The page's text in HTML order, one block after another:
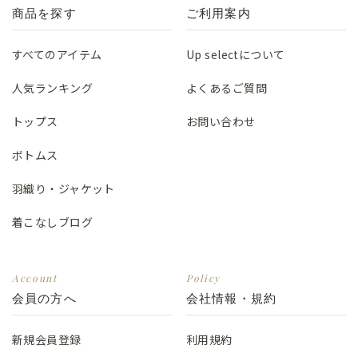
商品を探す
すべてのアイテム
人気ランキング
トップス
ボトムス
羽織り・ジャケット
着こなしブログ
ご利用案内
Up selectについて
よくあるご質問
お問い合わせ
Account
会員の方へ
新規会員登録
Policy
会社情報・規約
利用規約